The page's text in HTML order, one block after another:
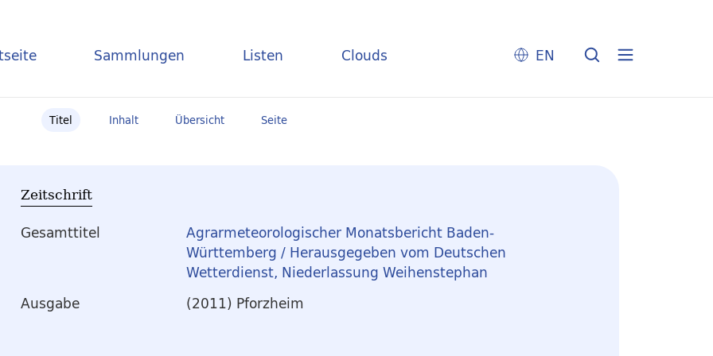
Sammlungen Listen Clouds EN
Titel Inhalt Übersicht Seite
Zeitschrift
Gesamttitel
Agrarmeteorologischer Monatsbericht Baden-
Württemberg / Herausgegeben vom Deutschen
Wetterdienst, Niederlassung Weihenstephan
Ausgabe
(2011) Pforzheim